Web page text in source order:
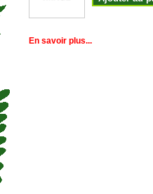
En savoir plus...